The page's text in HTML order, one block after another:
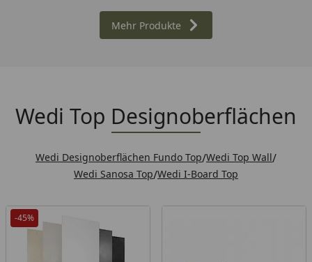
Mehr Produkte
Wedi Top Designoberflächen
Wedi Designoberflächen Fundo Top/Wedi Top Wall/
Wedi Sanosa Top/Wedi I-Board Top
-45%